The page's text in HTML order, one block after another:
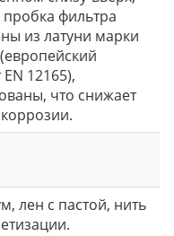
пробка фильтра
из латуни марки
EN 12165),
что снижает
лен с пастой, нить